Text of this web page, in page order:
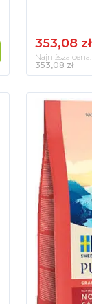
353,08 zł
Najniższa cena:
353,08 zł